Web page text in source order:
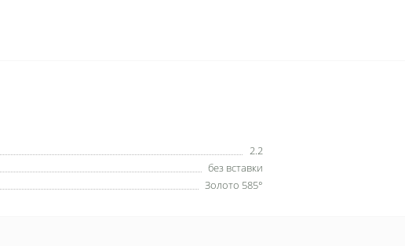
2.2
без вставки
Золото 585°